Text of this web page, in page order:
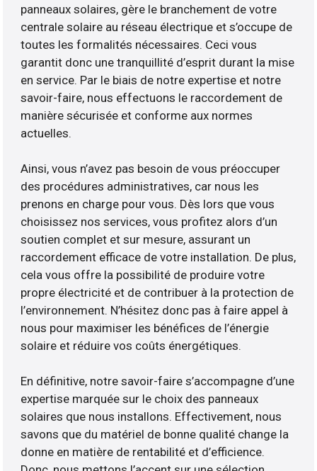
panneaux solaires, gère le branchement de votre
centrale solaire au réseau électrique et s’occupe de
toutes les formalités nécessaires. Ceci vous
garantit donc une tranquillité d’esprit durant la mise
en service. Par le biais de notre expertise et notre
savoir-faire, nous effectuons le raccordement de
manière sécurisée et conforme aux normes
actuelles.
Ainsi, vous n’avez pas besoin de vous préoccuper
des procédures administratives, car nous les
prenons en charge pour vous. Dès lors que vous
choisissez nos services, vous profitez alors d’un
soutien complet et sur mesure, assurant un
raccordement efficace de votre installation. De plus,
cela vous offre la possibilité de produire votre
propre électricité et de contribuer à la protection de
l’environnement. N’hésitez donc pas à faire appel à
nous pour maximiser les bénéfices de l’énergie
solaire et réduire vos coûts énergétiques.
En définitive, notre savoir-faire s’accompagne d’une
expertise marquée sur le choix des panneaux
solaires que nous installons. Effectivement, nous
savons que du matériel de bonne qualité change la
donne en matière de rentabilité et d’efficience.